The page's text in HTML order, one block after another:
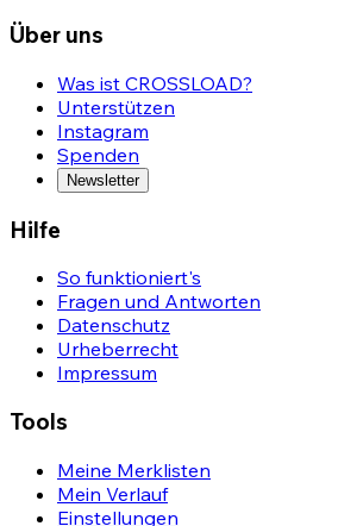
Über uns
Was ist CROSSLOAD?
Unterstützen
Instagram
Spenden
Newsletter
Hilfe
So funktioniert's
Fragen und Antworten
Datenschutz
Urheberrecht
Impressum
Tools
Meine Merklisten
Mein Verlauf
Einstellungen